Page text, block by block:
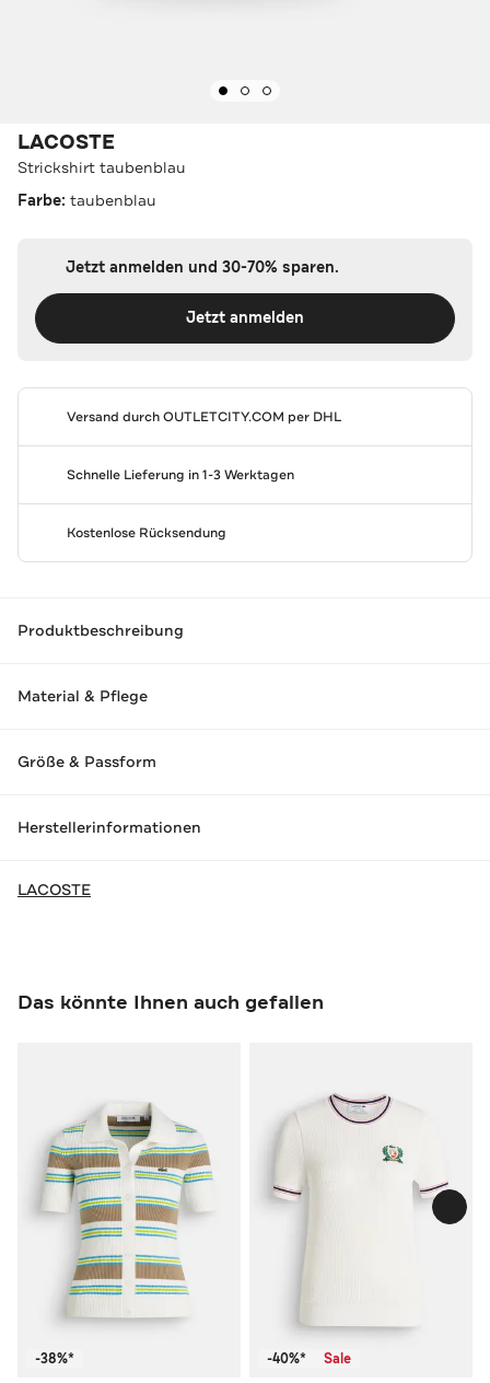
LACOSTE
Strickshirt taubenblau
Farbe: taubenblau
Jetzt anmelden und 30-70% sparen.
Jetzt anmelden
Versand durchOUTLETCITY.COM per DHL
Schnelle Lieferung in 1-3 Werktagen
Kostenlose Rücksendung
Produktbeschreibung
Material & Pflege
Größe & Passform
Herstellerinformationen
LACOSTE
Das könnte Ihnen auch gefallen
-38%* -40%* Sale